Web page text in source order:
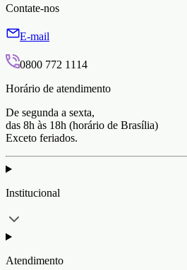
Contate-nos
E-mail
0800 772 1114
Horário de atendimento
De segunda a sexta,
das 8h às 18h (horário de Brasília)
Exceto feriados.
Institucional
Atendimento